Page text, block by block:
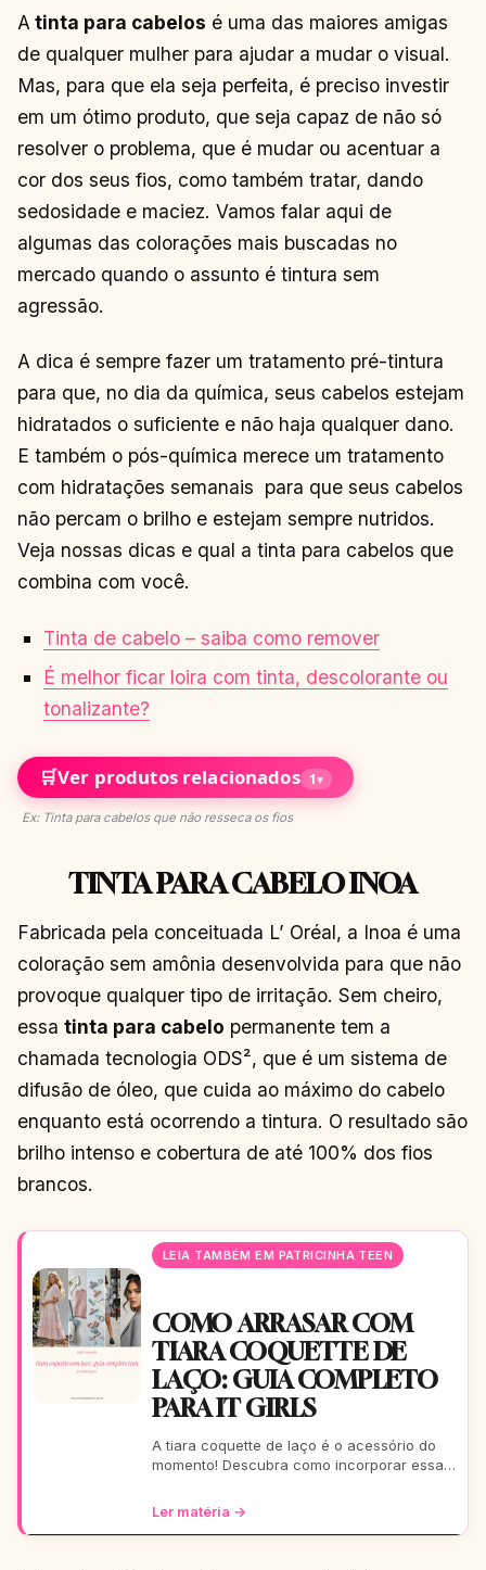
A tinta para cabelos é uma das maiores amigas
de qualquer mulher para ajudar a mudar o visual.
Mas, para que ela seja perfeita, é preciso investir
em um ótimo produto, que seja capaz de não só
resolver o problema, que é mudar ou acentuar a
cor dos seus fios, como também tratar, dando
sedosidade e maciez. Vamos falar aqui de
algumas das colorações mais buscadas no
mercado quando o assunto é tintura sem
agressão.
A dica é sempre fazer um tratamento pré-tintura
para que, no dia da química, seus cabelos estejam
hidratados o suficiente e não haja qualquer dano.
E também o pós-química merece um tratamento
com hidratações semanais para que seus cabelos
não percam o brilho e estejam sempre nutridos.
Veja nossas dicas e qual a tinta para cabelos que
combina com você.
Tinta de cabelo – saiba como remover
É melhor ficar loira com tinta, descolorante ou
tonalizante?
🛒Ver produtos relacionados 1▾
Ex: Tinta para cabelos que não resseca os fios
TINTA PARA CABELO INOA
Fabricada pela conceituada L’ Oréal, a Inoa é uma
coloração sem amônia desenvolvida para que não
provoque qualquer tipo de irritação. Sem cheiro,
essa tinta para cabelo permanente tem a
chamada tecnologia ODS², que é um sistema de
difusão de óleo, que cuida ao máximo do cabelo
enquanto está ocorrendo a tintura. O resultado são
brilho intenso e cobertura de até 100% dos fios
brancos.
LEIA TAMBÉM EM PATRICINHA TEEN
COMO ARRASAR COM
TIARA COQUETTE DE
LAÇO: GUIA COMPLETO
PARA IT GIRLS
A tiara coquette de laço é o acessório do
momento! Descubra como incorporar essa
looks, do casual ao
Ler matéria →